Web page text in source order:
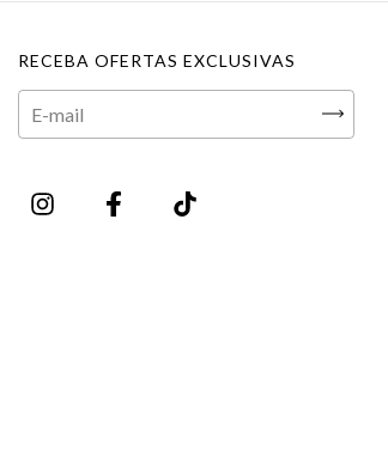
RECEBA OFERTAS EXCLUSIVAS